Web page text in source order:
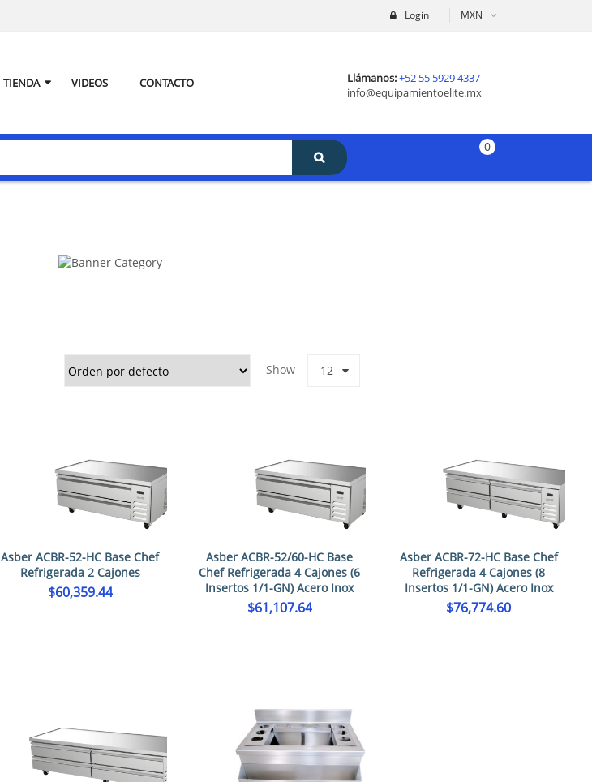
MXN
Login
TIENDA VIDEOS CONTACTO Llámanos:+52 55 5929 4337
info@equipamientoelite.mx
0
Show 12
Asber ACBR-52-HC Base Chef
Refrigerada 2 Cajones
$60,359.44
Asber ACBR-52/60-HC Base
Chef Refrigerada 4 Cajones (6
Insertos 1/1-GN) Acero Inox
$61,107.64
Asber ACBR-72-HC Base Chef
Refrigerada 4 Cajones (8
Insertos 1/1-GN) Acero Inox
$76,774.60